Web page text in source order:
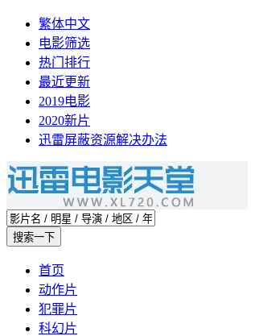
繁体中文
电影筛选
热门排行
最近更新
2019电影
2020新片
迅雷屏蔽资源解决办法
首页
动作片
犯罪片
科幻片